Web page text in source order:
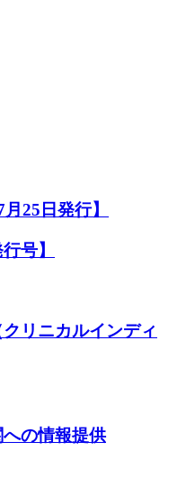
25日発行】
号】
リニカルインディ
の情報提供